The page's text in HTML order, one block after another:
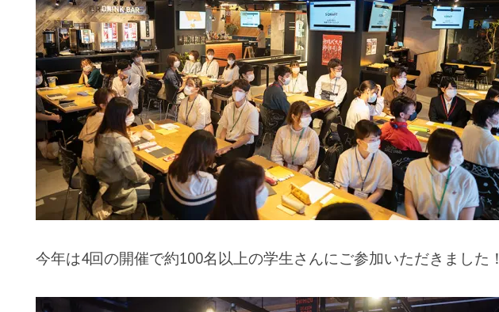
今年は4回の開催で約100名以上の学生さんにご参加いただきました！